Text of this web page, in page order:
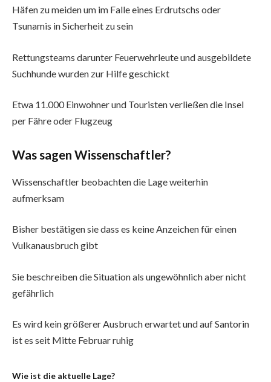
Häfen zu meiden um im Falle eines Erdrutschs oder
Tsunamis in Sicherheit zu sein
Rettungsteams darunter Feuerwehrleute und ausgebildete
Suchhunde wurden zur Hilfe geschickt
Etwa 11.000 Einwohner und Touristen verließen die Insel
per Fähre oder Flugzeug
Was sagen Wissenschaftler?
Wissenschaftler beobachten die Lage weiterhin
aufmerksam
Bisher bestätigen sie dass es keine Anzeichen für einen
Vulkanausbruch gibt
Sie beschreiben die Situation als ungewöhnlich aber nicht
gefährlich
Es wird kein größerer Ausbruch erwartet und auf Santorin
ist es seit Mitte Februar ruhig
Wie ist die aktuelle Lage?